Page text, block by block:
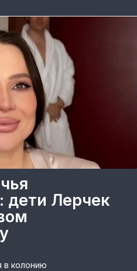
дети Лерчек
в колонию